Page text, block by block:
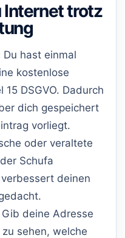
Internet trotz
Du hast einmal
kostenlose
DSGVO. Dadurch
dich gespeichert
vorliegt.
oder veraltete
Schufa
deinen
Gib deine Adresse
sehen, welche